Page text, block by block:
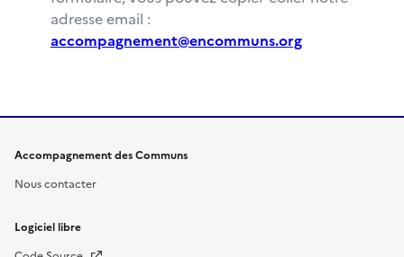
adresse email :
accompagnement@encommuns.org
Accompagnement des Communs
Nous contacter
Logiciel libre